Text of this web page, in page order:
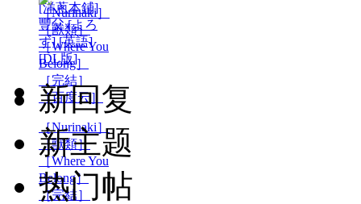
[洋蔥本鋪]
豐父 [よろ
ず] [英語]
[DL版]
［Nurinaki］
［獸類］
［Where You
Belong］
［完結］
新回复
新主题
热门帖